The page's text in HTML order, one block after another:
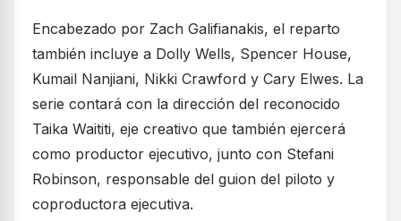
Encabezado por Zach Galifianakis, el reparto
también incluye a Dolly Wells, Spencer House,
Kumail Nanjiani, Nikki Crawford y Cary Elwes. La
serie contará con la dirección del reconocido
Taika Waititi, eje creativo que también ejercerá
como productor ejecutivo, junto con Stefani
Robinson, responsable del guion del piloto y
coproductora ejecutiva.